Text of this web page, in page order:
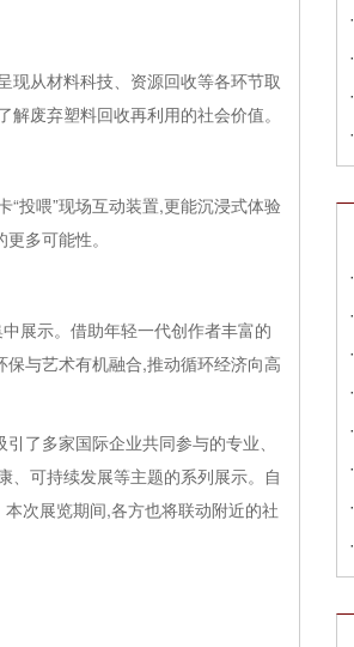
现从材料科技、资源回收等各环节取
废弃塑料回收再利用的社会价值。
投喂”现场互动装置,更能沉浸式体验
多可能性。
展示。借助年轻一代创作者丰富的
与艺术有机融合,推动循环经济向高
了多家国际企业共同参与的专业、
、可持续发展等主题的系列展示。自
次展览期间,各方也将联动附近的社